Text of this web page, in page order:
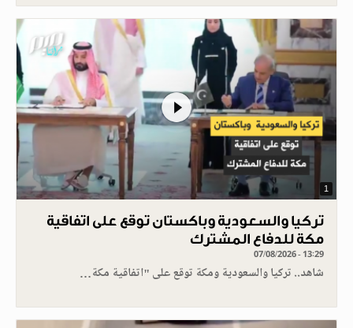
1
تركيا والسعودية وباكستان توقع على اتفاقية
مكة للدفاع المشترك
07/08/2026 - 13:29
شاهد.. تركيا والسعودية ومكة توقع على "اتفاقية مكة…